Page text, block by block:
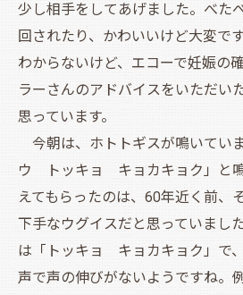
少し相手をしてあげました。べた
回されたり、かわいいけど大変で
わからないけど、エコーで妊娠の
ラーさんのアドバイスをいただい
思っています。
今朝は、ホトトギスが鳴いてい
ウ トッキョ キョカキョク」と
えてもらったのは、60年近く前、
下手なウグイスだと思っていまし
は「トッキョ キョカキョク」で
声で声の伸びがないようですね。